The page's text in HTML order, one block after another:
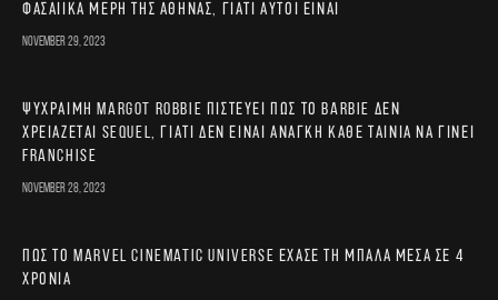
φασαίικα μέρη της Αθήνας, γιατί αυτοί είναι
November 29, 2023
Ψύχραιμη Margot Robbie πιστεύει πως το Barbie δεν
χρειάζεται sequel, γιατί δεν είναι ανάγκη κάθε ταινία να γίνει
franchise
November 28, 2023
Πώς το Marvel Cinematic Universe έχασε τη μπάλα μέσα σε 4
χρόνια